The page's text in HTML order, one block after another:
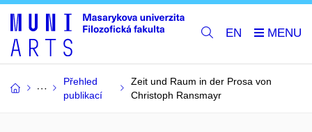
EN
Přehled
publikací
Zeit und Raum in der Prosa von
Christoph Ransmayr